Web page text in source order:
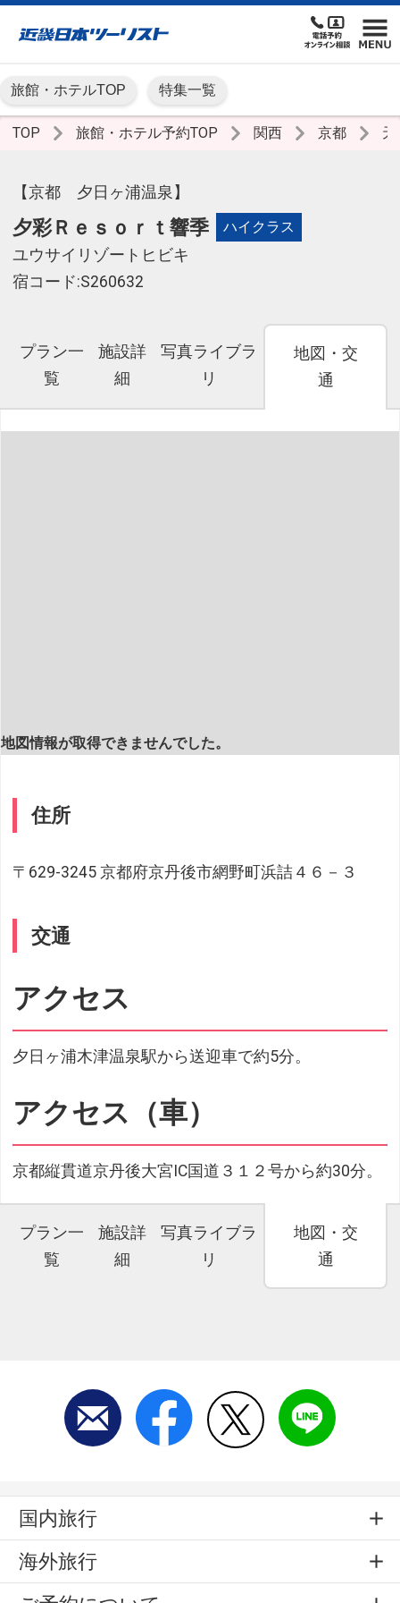
旅館・ホテルTOP 特集一覧
TOP 旅館・ホテル予約TOP 関西 京都
【京都 夕日ヶ浦温泉】
夕彩Ｒｅｓｏｒｔ響季 ハイクラス
ユウサイリゾートヒビキ
宿コード:S260632
プラン一
覧
施設詳
細
写真ライブラ
リ
地図・交
通
地図情報が取得できませんでした。
住所
〒629-3245 京都府京丹後市網野町浜詰４６－３
交通
アクセス
夕日ヶ浦木津温泉駅から送迎車で約5分。
アクセス（車）
京都縦貫道京丹後大宮IC国道３１２号から約30分。
プラン一
覧
施設詳
細
写真ライブラ
リ
地図・交
通
国内旅行
海外旅行